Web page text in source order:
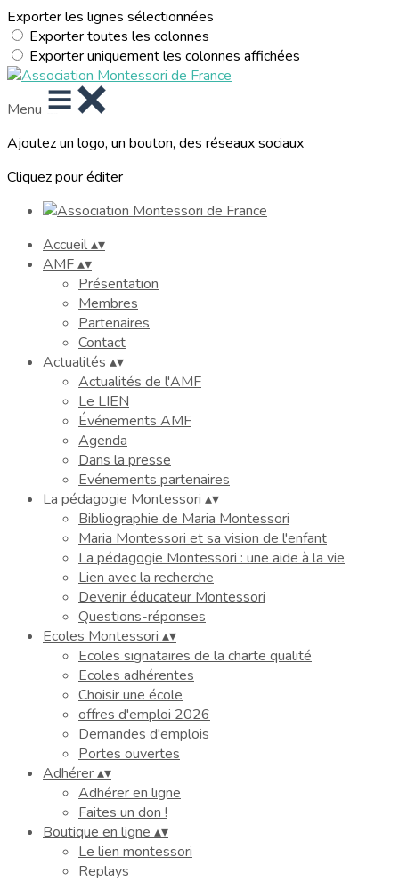
Exporter les lignes sélectionnées
Exporter toutes les colonnes
Exporter uniquement les colonnes affichées
Menu
Ajoutez un logo, un bouton, des réseaux sociaux
Cliquez pour éditer
Accueil▴▾
AMF▴▾
Présentation
Membres
Partenaires
Contact
Actualités ▴▾
Actualités de l'AMF
Le LIEN
Événements AMF
Agenda
Dans la presse
Evénements partenaires
La pédagogie Montessori ▴▾
Bibliographie de Maria Montessori
Maria Montessori et sa vision de l'enfant
La pédagogie Montessori : une aide à la vie
Lien avec la recherche
Devenir éducateur Montessori
Questions-réponses
Ecoles Montessori ▴▾
Ecoles signataires de la charte qualité
Ecoles adhérentes
Choisir une école
offres d'emploi 2026
Demandes d'emplois
Portes ouvertes
Adhérer▴▾
Adhérer en ligne
Faites un don !
Boutique en ligne ▴▾
Le lien montessori
Replays